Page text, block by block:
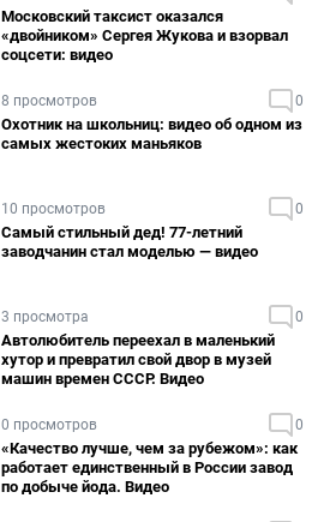
Московский таксист оказался
«двойником» Сергея Жукова и взорвал
соцсети: видео
8 просмотров 0
Охотник на школьниц: видео об одном из
самых жестоких маньяков
10 просмотров 0
Самый стильный дед! 77-летний
заводчанин стал моделью — видео
3 просмотра 0
Автолюбитель переехал в маленький
хутор и превратил свой двор в музей
машин времен СССР. Видео
0 просмотров 0
«Качество лучше, чем за рубежом»: как
работает единственный в России завод
по добыче йода. Видео